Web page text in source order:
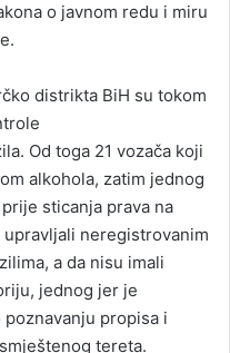
o javnom redu i miru
distrikta BiH su tokom
Od toga 21 vozača koji
alkohola, zatim jednog
sticanja prava na
neregistrovanim
a da nisu imali
jednog jer je
propisa i
tereta.